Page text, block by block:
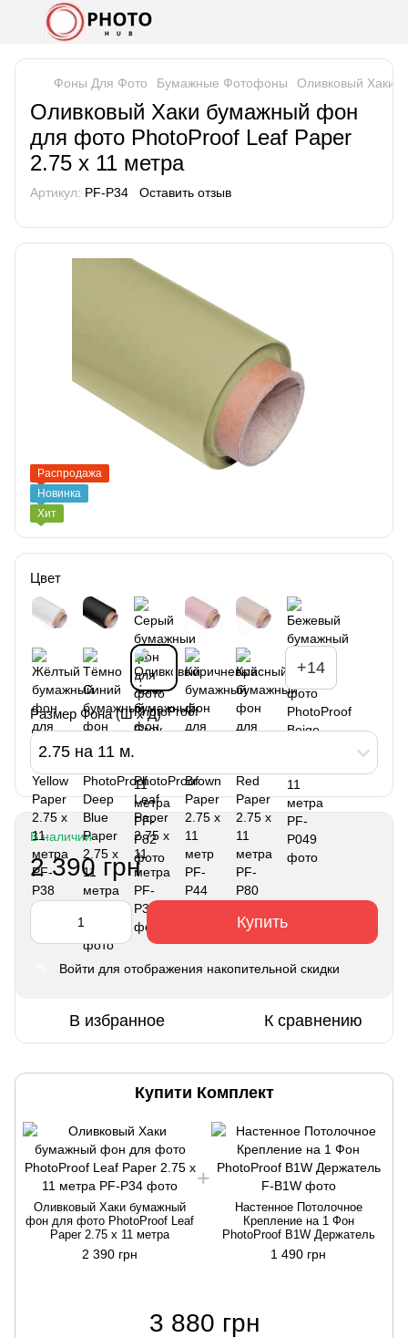
Фоны Для Фото Бумажные Фотофоны Оливковый Хаки
Оливковый Хаки бумажный фон
для фото PhotoProof Leaf Paper
2.75 x 11 метра
Артикул: PF-P34 Оставить отзыв
Распродажа
Новинка
Хит
Цвет
+14
Размер Фона (Ш х Д)
2.75 на 11 м.
В наличии
2 390 грн
Купить
Войти для отображения накопительной скидки
В избранное К сравнению
Купити Комплект
Оливковый Хаки бумажный
фон для фото PhotoProof Leaf
Paper 2.75 x 11 метра
2 390 грн
Настенное Потолочное
Крепление на 1 Фон
PhotoProof B1W Держатель
1 490 грн
3 880 грн